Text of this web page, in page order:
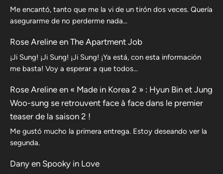
Me encantó, tanto que me la vi de un tirón dos veces. Quería
asegurarme de no perderme nada…
Rose Areline en The Apartment Job
¡Ji Sung! ¡Ji Sung! ¡Ji Sung! ¡Ya está, con esta información
me basta! Voy a esperar a que todos…
Rose Areline en « Made in Korea 2 » : Hyun Bin et Jung
Woo-sung se retrouvent face à face dans le premier
teaser de la saison 2 !
Me gustó mucho la primera entrega. Estoy deseando ver la
segunda.
Dany en Spooky in Love